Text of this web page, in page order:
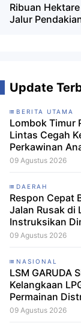
Ribuan
Jalur
Update
BERITA UTAMA
Lombok Timur
Lintas Cegah Kekerasan dan
Perkawinan
09 Agustus 2026
DAERAH
Respon Cepat
Jalan Rusak di
Instruksikan
Cepat
09 Agustus 2026
NASIONAL
LSM GARUDA
Kelangkaan
Permainan
09 Agustus 2026